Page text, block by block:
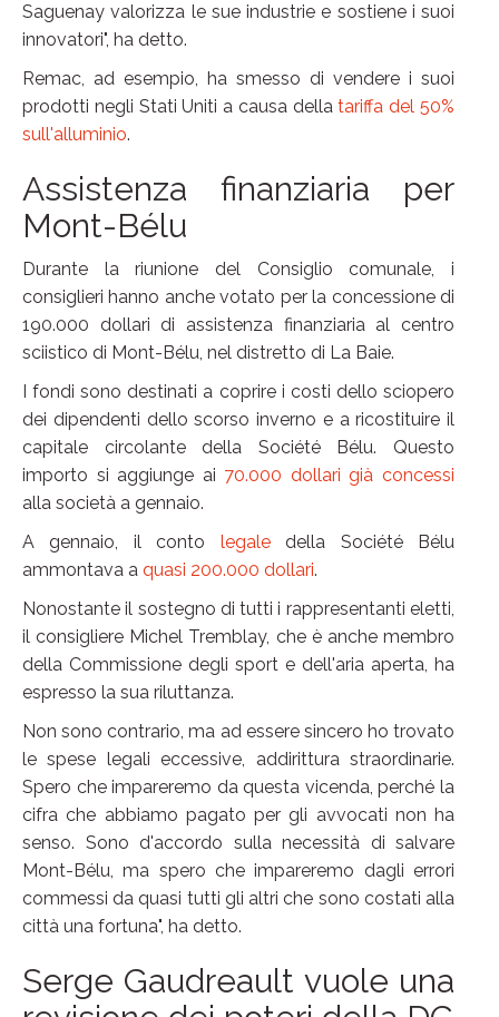
Saguenay valorizza le sue industrie e sostiene i suoi
innovatori", ha detto.
Remac, ad esempio, ha smesso di vendere i suoi
prodotti negli Stati Uniti a causa dellatariffa del 50%
sull'alluminio.
Assistenza finanziaria per
Mont-Bélu
Durante la riunione del Consiglio comunale, i
consiglieri hanno anche votato per la concessione di
190.000 dollari di assistenza finanziaria al centro
sciistico di Mont-Bélu, nel distretto di La Baie.
I fondi sono destinati a coprire i costi dello sciopero
dei dipendenti dello scorso inverno e a ricostituire il
capitale circolante della Société Bélu. Questo
importo si aggiunge ai 70.000 dollari già concessi
alla società a gennaio.
A gennaio, il conto legaledella Société Bélu
ammontava a quasi 200.000 dollari.
Nonostante il sostegno di tutti i rappresentanti eletti,
il consigliere Michel Tremblay, che è anche membro
della Commissione degli sport e dell'aria aperta, ha
espresso la sua riluttanza.
Non sono contrario, ma ad essere sincero ho trovato
le spese legali eccessive, addirittura straordinarie.
Spero che impareremo da questa vicenda, perché la
cifra che abbiamo pagato per gli avvocati non ha
senso. Sono d'accordo sulla necessità di salvare
Mont-Bélu, ma spero che impareremo dagli errori
commessi da quasi tutti gli altri che sono costati alla
città una fortuna", ha detto.
Serge Gaudreault vuole una